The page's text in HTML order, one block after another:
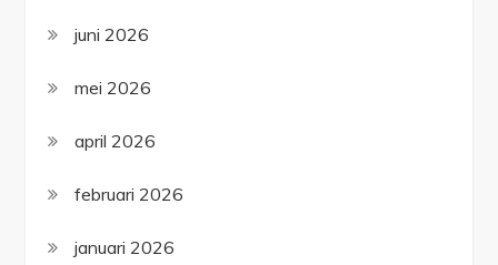
juni 2026
mei 2026
april 2026
februari 2026
januari 2026